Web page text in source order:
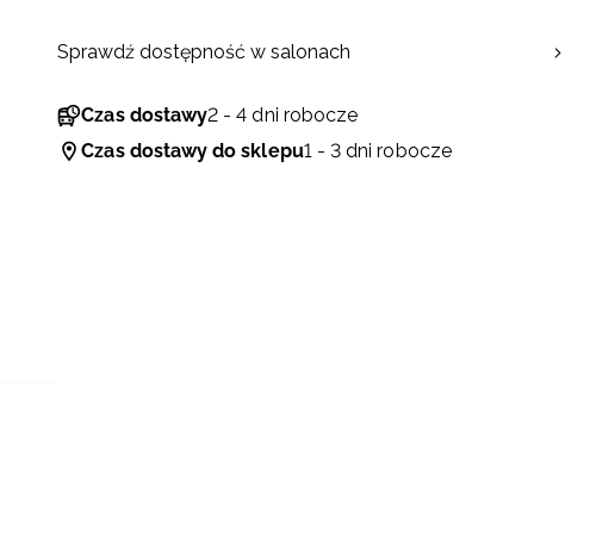
Czas dostawy2 - 4 dni robocze
Czas dostawy do sklepu1 - 3 dni robocze
Sprawdź dostępność w salonach